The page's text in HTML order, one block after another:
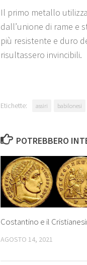
Il primo metallo
dall’unione di rame e
più resistente e duro
risultassero invincibili.
Etichette: assiri babilonesi
POTREBBERO
Costantino e il
AGOSTO 14, 2021